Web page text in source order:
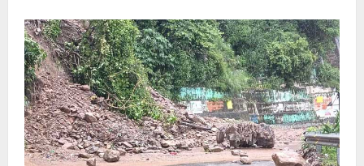
में
छात्रा
से
छेड़छाड़
और
अपहरण
का
सनसनीखेज
मामला